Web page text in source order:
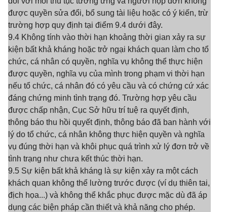
được quyền sửa đổi, bổ sung tài liệu hoặc có ý kiến, trừ
trường hợp quy định tại điểm 9.4 dưới đây.
9.4 Không tính vào thời hạn khoảng thời gian xảy ra sự
kiện bất khả kháng hoặc trở ngại khách quan làm cho tổ
chức, cá nhân có quyền, nghĩa vụ không thể thực hiện
được quyền, nghĩa vụ của mình trong phạm vi thời hạn
nếu tổ chức, cá nhân đó có yêu cầu và có chứng cứ xác
đáng chứng minh tình trạng đó. Trường hợp yêu cầu
được chấp nhận, Cục Sở hữu trí tuệ ra quyết định,
thông báo thu hồi quyết định, thông báo đã ban hành với
lý do tổ chức, cá nhân không thực hiện quyền và nghĩa
vụ đúng thời hạn và khôi phục quá trình xử lý đơn trở về
tình trạng như chưa kết thúc thời hạn.
9.5 Sự kiện bất khả kháng là sự kiện xảy ra một cách
khách quan không thể lường trước được (ví dụ thiên tai,
địch họa...) và không thể khắc phục được mặc dù đã áp
dụng các biện pháp cần thiết và khả năng cho phép.